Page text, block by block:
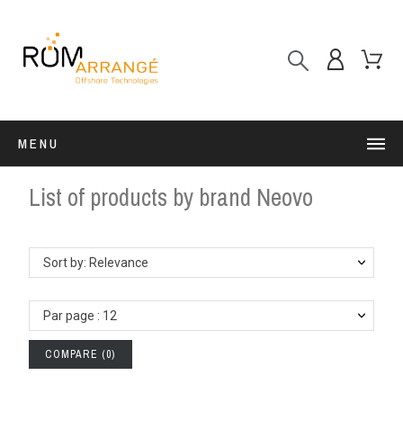
MENU
List of products by brand Neovo
Sort by: Relevance
COMPARE (0)
Par page : 12